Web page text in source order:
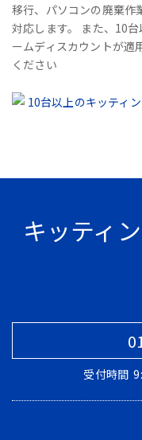
移行、パソコンの廃棄作
対応します。 また、10
ームディスカウントが適
ください
キッティ
受付時間